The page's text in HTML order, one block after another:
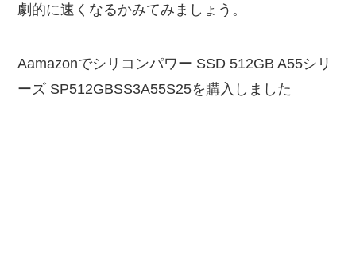
劇的に速くなるかみてみましょう。
Aamazonでシリコンパワー SSD 512GB A55シリ
ーズ SP512GBSS3A55S25を購入しました